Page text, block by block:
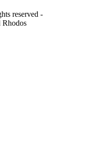
reserved -
Rhodos